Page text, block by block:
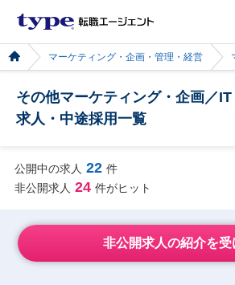
マーケティング・企画・管理・経営
その他マーケティング・企画／IT
求人・中途採用一覧
公開中の求人 22 件
非公開求人 24 件がヒット
非公開求人の紹介を受